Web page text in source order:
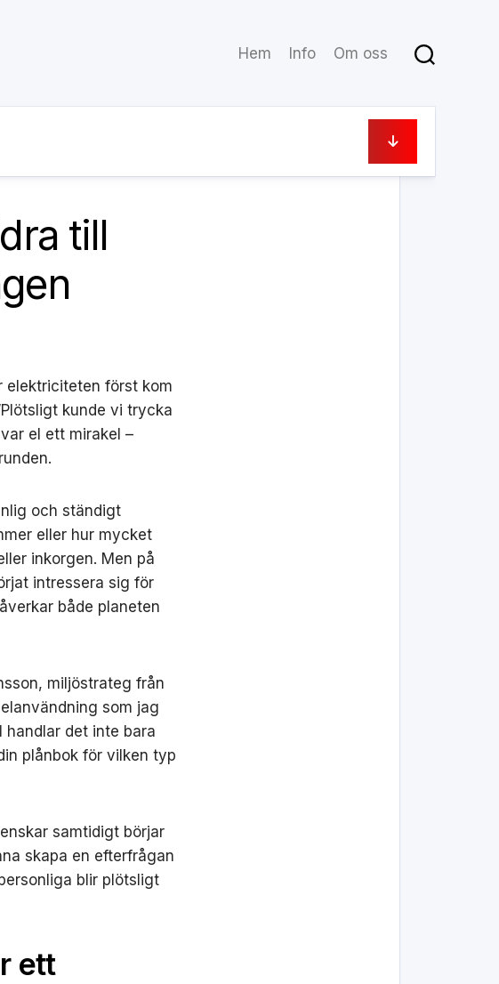
Hem Info Om oss
till
elektriciteten först kom
kunde vi trycka
el ett mirakel –
och ständigt
eller hur mycket
inkorgen. Men på
intressera sig för
både planeten
miljöstrateg från
som jag
handlar det inte bara
plånbok för vilken typ
samtidigt börjar
skapa en efterfrågan
blir plötsligt
ett